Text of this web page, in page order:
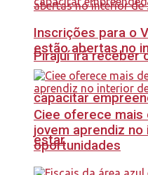
Pirajuí irá receber
capacitar
estar
Inscrições para o
estão abertas no
Ciee oferece
jovem aprendiz
oportunidades